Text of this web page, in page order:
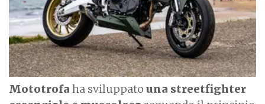
Mototrofa ha sviluppato una streetfighter